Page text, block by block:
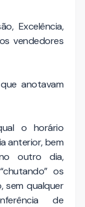
Excelência,
vendedores
anotavam
o horário
anterior, bem
outro dia,
os
sem qualquer
de